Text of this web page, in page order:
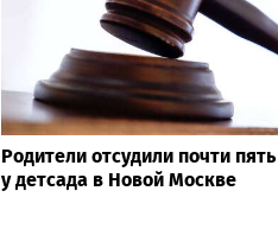
Родители отсудили почти
у детсада в Новой Москве